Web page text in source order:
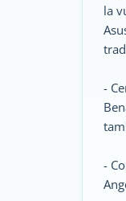
la
-
-